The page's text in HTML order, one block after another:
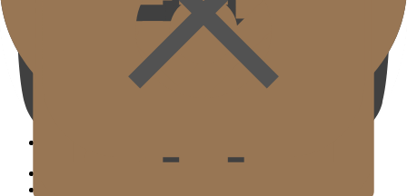
ฟิลเลอร์ใต้ตาแบบเฉพาะบุคคล
( SIGNATURE )